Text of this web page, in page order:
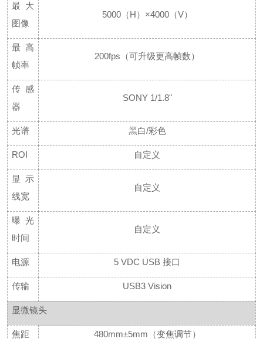
最大
图像
5000（H）×4000（V）
最高
帧率
200fps（可升级更高帧数）
传感
器
SONY 1/1.8"
光谱 黑白/彩色
ROI 自定义
显示
线宽
自定义
曝光
时间
自定义
电源 5 VDC USB 接口
传输 USB3 Vision
显微镜头
焦距 480mm±5mm（变焦调节）